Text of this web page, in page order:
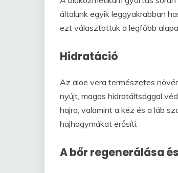
általunk egyik leggyakrabban
ezt választottuk a legfőbb
Hidratáció
Az aloe vera természetes
nyújt, magas hidratáltsággal
hajra, valamint a kéz és a láb
hajhagymákat erősíti.
A bőr regenerálása